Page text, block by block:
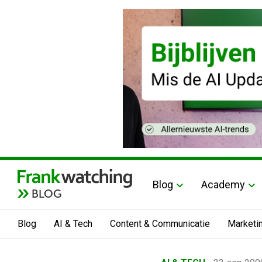
BLOG
Blog Academy
Blog AI & Tech Content & Communicatie